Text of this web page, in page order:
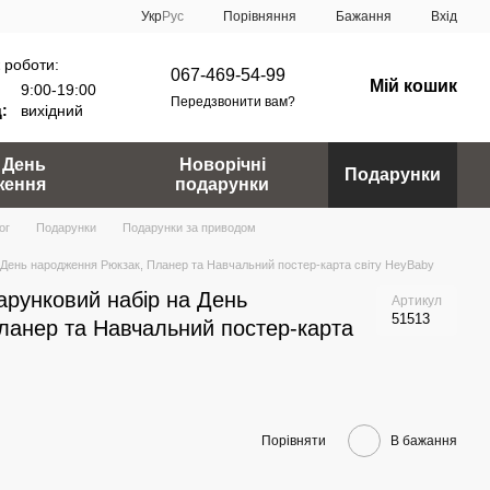
УкрРус Порівняння Бажання Вхід
роботи:
9:00-19:00
вихідний
067-469-54-99
Передзвонити вам?
Мій кошик
Новорічні
подарунки
Подарунки
Подарунки
Подарунки за приводом
народження Рюкзак, Планер та Навчальний постер-карта світу HeyBaby
набір на День
та Навчальний постер-карта
Артикул
51513
Порівняти В бажання